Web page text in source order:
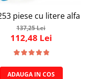
Make-Up Simply
piese cu litere
137,25 Lei
112,48 Lei
ADAUGA IN COS